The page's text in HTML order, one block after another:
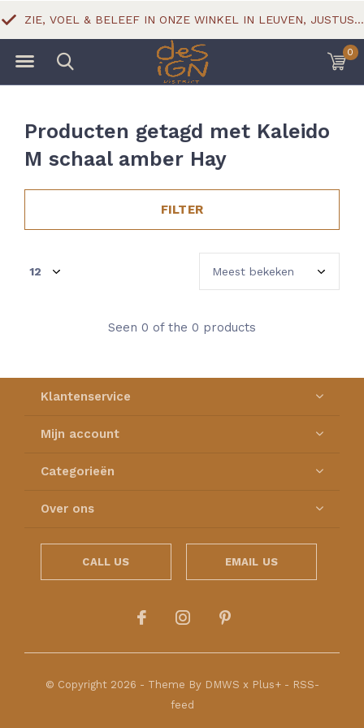
0
ZIE, VOEL & BELEEF IN ONZE WINKEL IN LEUVEN, JUSTUS LIPSIUSSTRAAT 18
Producten getagd met Kaleido
M schaal amber Hay
FILTER
Seen 0 of the 0 products
Klantenservice
Mijn account
Categorieën
Over ons
CALL US EMAIL US
© Copyright 2026 - Theme By DMWS x Plus+- RSS-
feed